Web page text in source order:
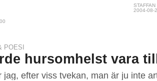
STAFFAN
2004-08-
POESI
hursomhelst vara
jag, efter viss tvekan, man är ju inte